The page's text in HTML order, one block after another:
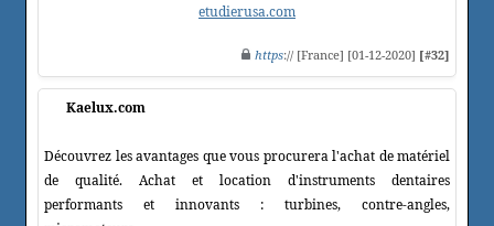
etudierusa.com
https:// [France] [01-12-2020] [#32]
Kaelux.com
Découvrez les avantages que vous procurera l'achat de matériel
de qualité. Achat et location d'instruments dentaires
performants et innovants : turbines, contre-angles,